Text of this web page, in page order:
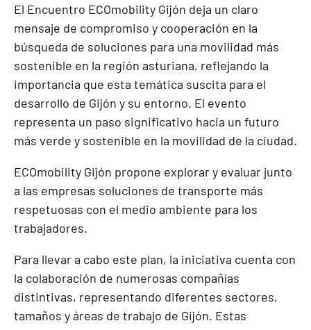
El Encuentro ECOmobility Gijón deja un claro
mensaje de compromiso y cooperación en la
búsqueda de soluciones para una movilidad más
sostenible en la región asturiana, reflejando la
importancia que esta temática suscita para el
desarrollo de Gijón y su entorno. El evento
representa un paso significativo hacia un futuro
más verde y sostenible en la movilidad de la ciudad.
ECOmobility Gijón propone explorar y evaluar junto
a las empresas soluciones de transporte más
respetuosas con el medio ambiente para los
trabajadores.
Para llevar a cabo este plan, la iniciativa cuenta con
la colaboración de numerosas compañías
distintivas, representando diferentes sectores,
tamaños y áreas de trabajo de Gijón. Estas